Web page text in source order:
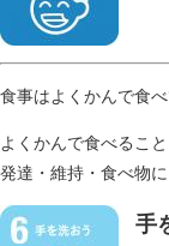
食事はよくかんで食
よくかんで食べるこ
発達・維持・食べ物
手